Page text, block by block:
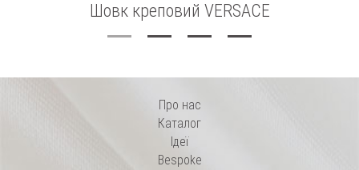
Шовк креповий VERSACE
Про нас
Каталог
Ідеї
Bespoke